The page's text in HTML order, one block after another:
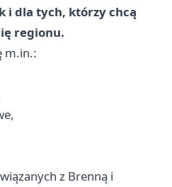
i dla tych, którzy chcą
regionu.
m.in.:
z Brenną i